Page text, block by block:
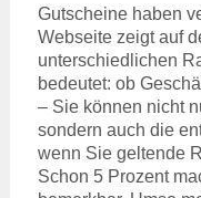
Gutscheine haben
Webseite zeigt auf
unterschiedlichen
bedeutet: ob
– Sie können nicht
sondern auch die
wenn Sie geltende
Schon 5 Prozent